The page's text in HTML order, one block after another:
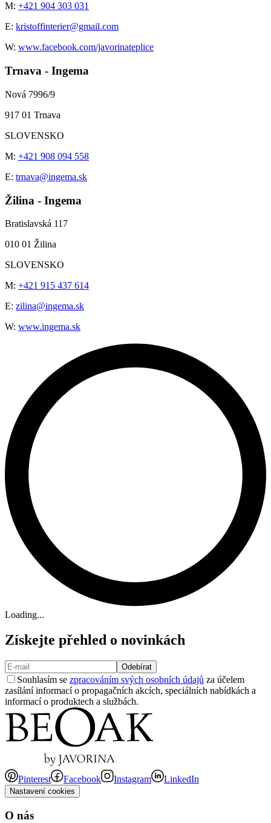
M: +421 904 303 031
E: kristoffinterier@gmail.com
W: www.facebook.com/javorinateplice
Trnava - Ingema
Nová 7996/9
917 01 Trnava
SLOVENSKO
M: +421 908 094 558
E: trnava@ingema.sk
Žilina - Ingema
Bratislavská 117
010 01 Žilina
SLOVENSKO
M: +421 915 437 614
E: zilina@ingema.sk
W: www.ingema.sk
Loading...
Získejte přehled o novinkách
Odebírat
Souhlasím se zpracováním svých osobních údajů za účelem
zasílání informací o propagačních akcích, speciálních nabídkách a
informací o produktech a službách.
Pinterest Facebook Instagram LinkedIn
Nastavení cookies
O nás